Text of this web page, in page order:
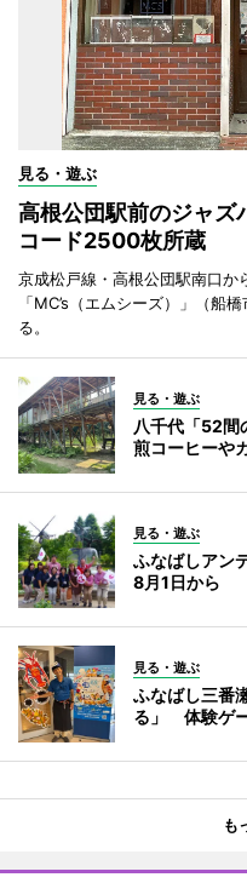
見る・遊ぶ
高根公団駅前のジャ
コード2500枚所蔵
京成松戸線・高根公団駅南口か
「MC’s（エムシーズ）」（船
る。
見る・遊ぶ
八千代「52
煎コーヒーや
見る・遊ぶ
ふなばしアン
8月1日から
見る・遊ぶ
ふなばし三番
る」 体験ゲ
も